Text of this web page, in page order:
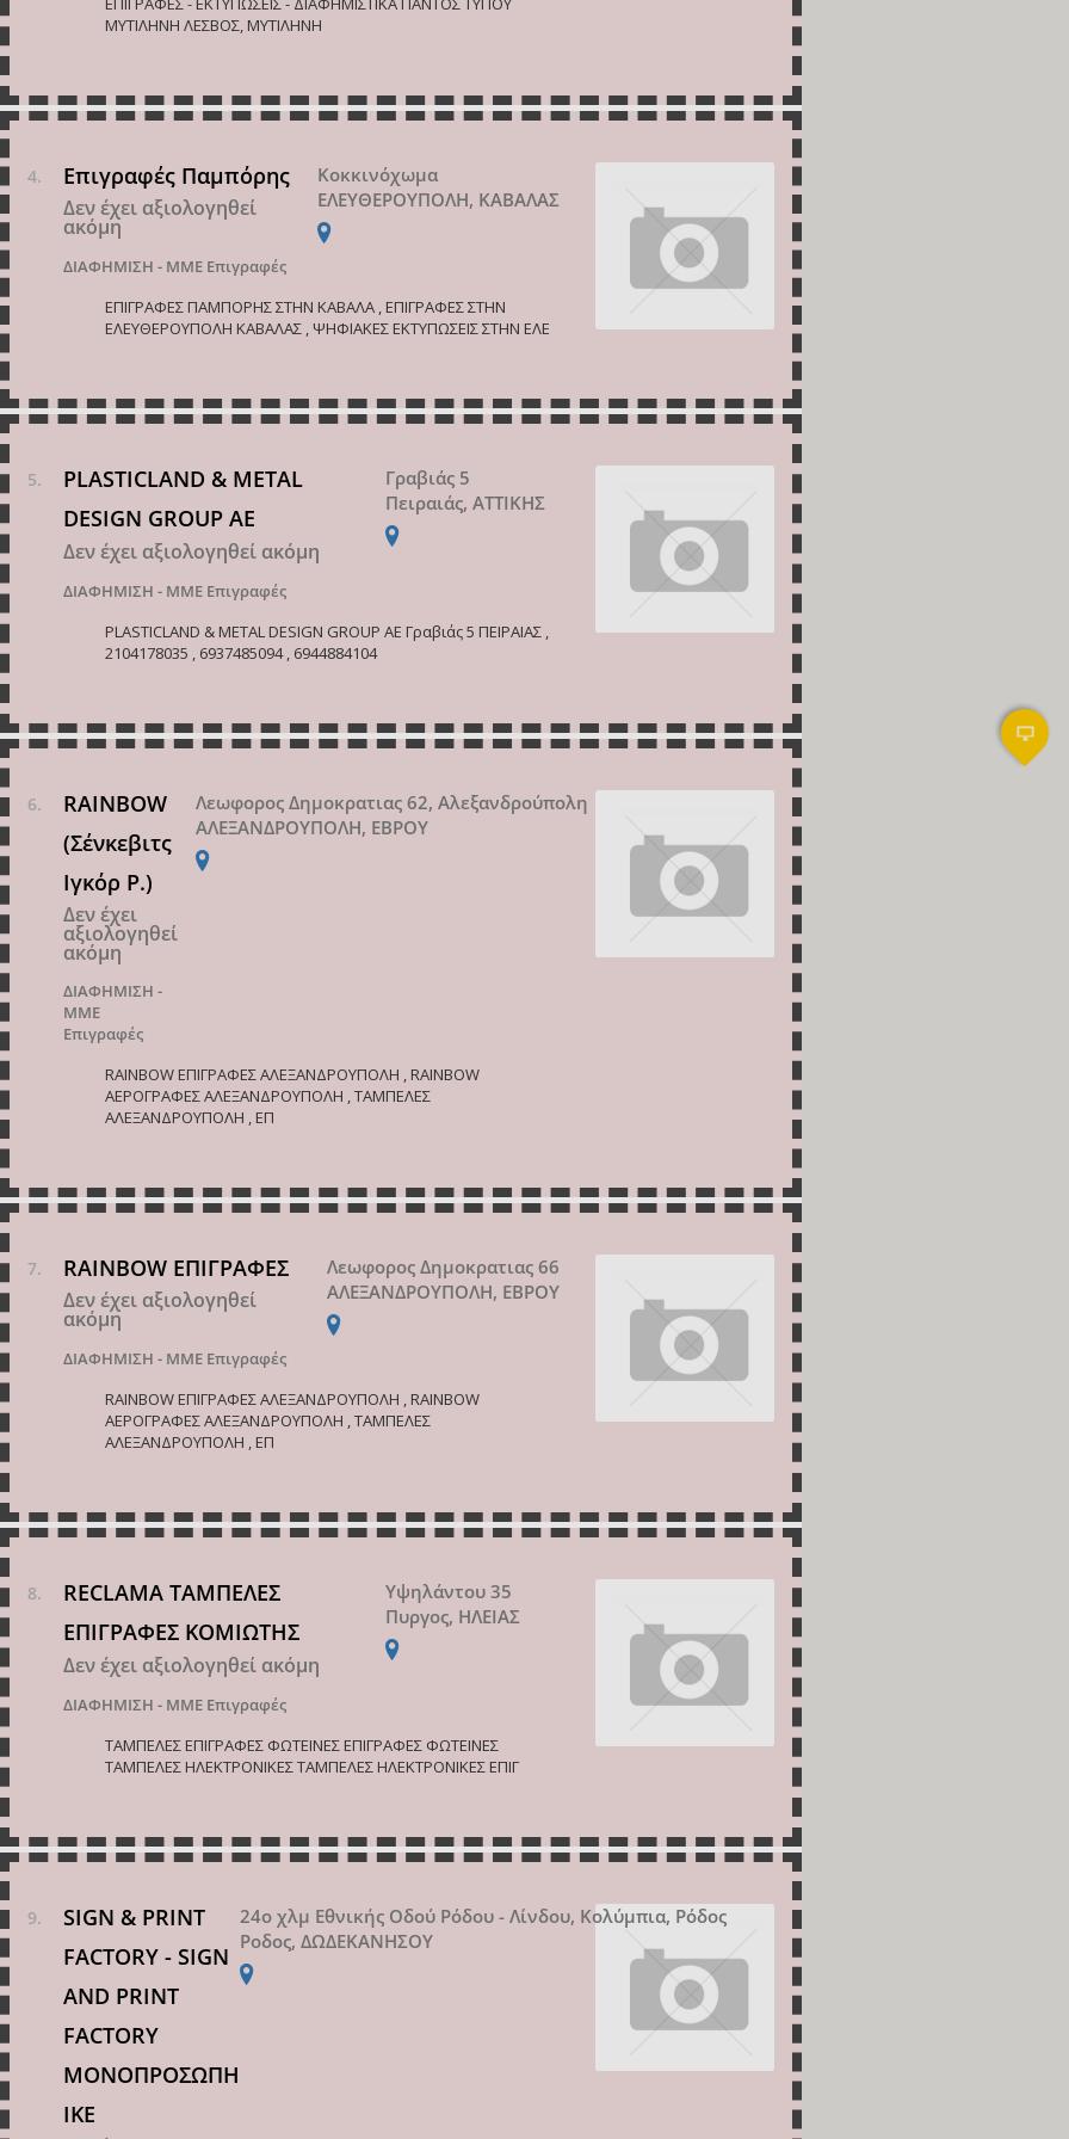
ΜΥΤΙΛΗΝΗ ΛΕΣΒΟΣ, ΜΥΤΙΛΗΝΗ
Επιγραφές Παμπόρης
Δεν έχει αξιολογηθεί
ακόμη
ΔΙΑΦΗΜΙΣΗ - ΜΜΕ Επιγραφές
Κοκκινόχωμα
ΕΛΕΥΘΕΡΟΥΠΟΛΗ, ΚΑΒΑΛΑΣ
ΕΠΙΓΡΑΦΕΣ ΠΑΜΠΟΡΗΣ ΣΤΗΝ ΚΑΒΑΛΑ , ΕΠΙΓΡΑΦΕΣ ΣΤΗΝ
ΕΛΕΥΘΕΡΟΥΠΟΛΗ ΚΑΒΑΛΑΣ , ΨΗΦΙΑΚΕΣ ΕΚΤΥΠΩΣΕΙΣ ΣΤΗΝ ΕΛΕ
PLASTICLAND & METAL
DESIGN GROUP ΑΕ
Δεν έχει αξιολογηθεί ακόμη
ΔΙΑΦΗΜΙΣΗ - ΜΜΕ Επιγραφές
Γραβιάς 5
Πειραιάς, ΑΤΤΙΚΗΣ
PLASTICLAND & METAL DESIGN GROUP ΑΕ Γραβιάς 5 ΠΕΙΡΑΙΑΣ ,
2104178035 , 6937485094 , 6944884104
RAINBOW
(Σένκεβιτς
Ιγκόρ Ρ.)
Δεν έχει
αξιολογηθεί
ακόμη
ΔΙΑΦΗΜΙΣΗ -
ΜΜΕ
Επιγραφές
Λεωφορος Δημοκρατιας 62, Αλεξανδρούπολη
ΑΛΕΞΑΝΔΡΟΥΠΟΛΗ, ΕΒΡΟΥ
RAINBOW ΕΠΙΓΡΑΦΕΣ ΑΛΕΞΑΝΔΡΟΥΠΟΛΗ , RAINBOW
ΑΕΡΟΓΡΑΦΕΣ ΑΛΕΞΑΝΔΡΟΥΠΟΛΗ , ΤΑΜΠΕΛΕΣ
ΑΛΕΞΑΝΔΡΟΥΠΟΛΗ , ΕΠ
RAINBOW ΕΠΙΓΡΑΦΕΣ
Δεν έχει αξιολογηθεί
ακόμη
ΔΙΑΦΗΜΙΣΗ - ΜΜΕ Επιγραφές
Λεωφορος Δημοκρατιας 66
ΑΛΕΞΑΝΔΡΟΥΠΟΛΗ, ΕΒΡΟΥ
RAINBOW ΕΠΙΓΡΑΦΕΣ ΑΛΕΞΑΝΔΡΟΥΠΟΛΗ , RAINBOW
ΑΕΡΟΓΡΑΦΕΣ ΑΛΕΞΑΝΔΡΟΥΠΟΛΗ , ΤΑΜΠΕΛΕΣ
ΑΛΕΞΑΝΔΡΟΥΠΟΛΗ , ΕΠ
RECLAMA ΤΑΜΠΕΛΕΣ
ΕΠΙΓΡΑΦΕΣ ΚΟΜΙΩΤΗΣ
Δεν έχει αξιολογηθεί ακόμη
ΔΙΑΦΗΜΙΣΗ - ΜΜΕ Επιγραφές
Υψηλάντου 35
Πυργος, ΗΛΕΙΑΣ
ΤΑΜΠΕΛΕΣ ΕΠΙΓΡΑΦΕΣ ΦΩΤΕΙΝΕΣ ΕΠΙΓΡΑΦΕΣ ΦΩΤΕΙΝΕΣ
ΤΑΜΠΕΛΕΣ ΗΛΕΚΤΡΟΝΙΚΕΣ ΤΑΜΠΕΛΕΣ ΗΛΕΚΤΡΟΝΙΚΕΣ ΕΠΙΓ
SIGN & PRINT
FACTORY - SIGN
AND PRINT
FACTORY
ΜΟΝΟΠΡΟΣΩΠΗ
ΙΚΕ
24ο χλμ Εθνικής Οδού Ρόδου - Λίνδου, Κολύμπια, Ρόδος
Ροδος, ΔΩΔΕΚΑΝΗΣΟΥ